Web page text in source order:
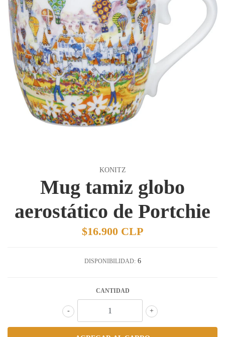
KONITZ
Mug tamiz globo
aerostático de Portchie
$16.900 CLP
DISPONIBILIDAD: 6
CANTIDAD
+
-